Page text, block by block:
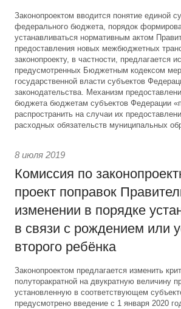
Законопроектом вводится понятие единой
федерального бюджета, порядок
устанавливаться нормативным актом
предоставления новых межбюджетных
законопроекту, в частности,
предусмотренных Бюджетным кодексом
государственной власти субъектов
законодательства. Механизм
бюджета бюджетам субъектов Федерации
распространить на случаи их
расходных обязательств муниципальных
8 июля 2019
Комиссия по
проект поправок
изменении в порядке
в связи с рождением или
второго ребёнка
Законопроектом предлагается изменить
полуторакратной на двукратную величину
установленную в соответствующем
предусмотрено введение с 1 января 2020